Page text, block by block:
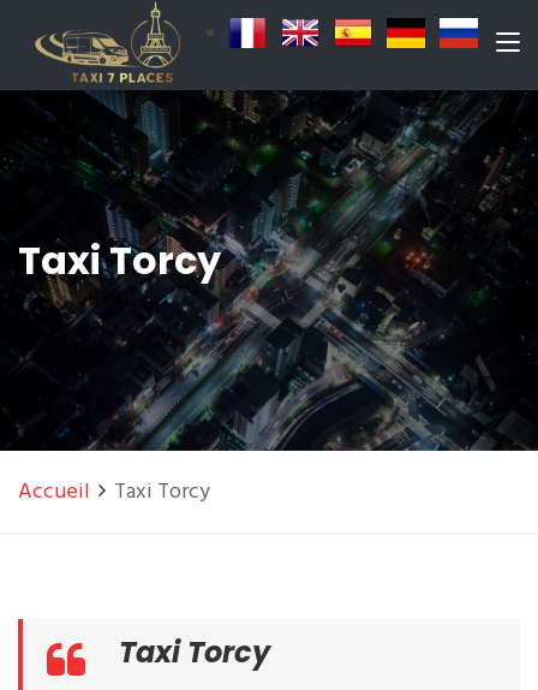
Taxi Torcy
Accueil Taxi Torcy
Taxi Torcy